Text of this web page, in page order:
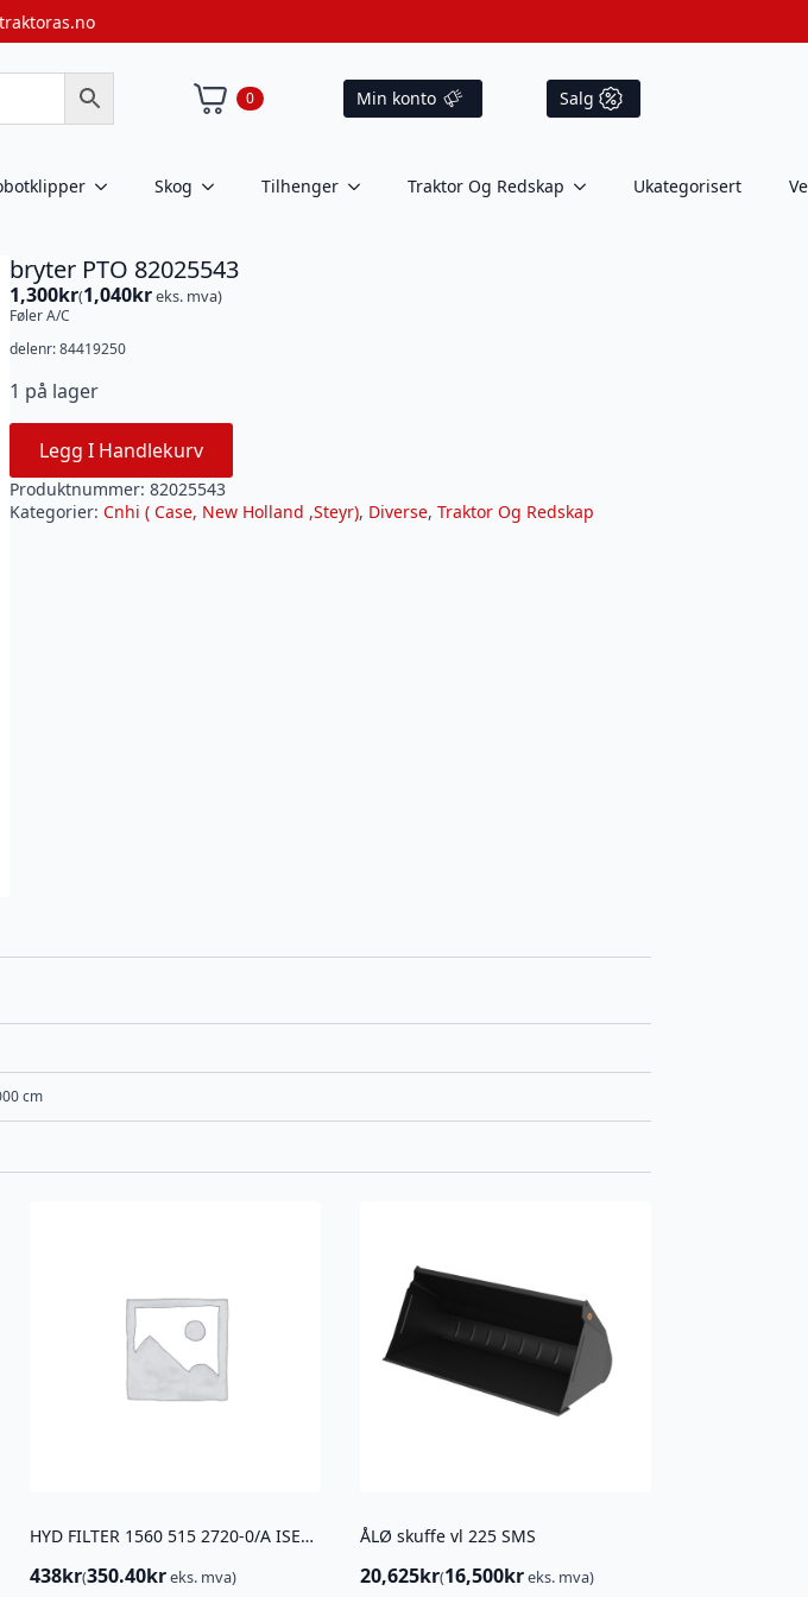
0 Min konto Salg
Skog Tilhenger Traktor Og Redskap Ukategorisert
bryter PTO 82025543
1,300kr(1,040kreks. mva)
Føler A/C
delenr: 84419250
1 på lager
Legg I Handlekurv
Produktnummer: 82025543
Kategorier: Cnhi ( Case, New Holland ,Steyr), Diverse, Traktor Og Redskap
cm
HYD FILTER 1560 515 2720-0/A ISEKI TA 227
438kr(350.40kreks. mva)
ÅLØ skuffe vl 225 SMS
20,625kr(16,500kreks. mva)